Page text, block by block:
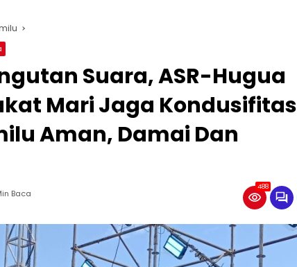
Suara, ASR-Hugua
Mari Jaga Kondusifitas
Aman, Damai Dan
Baca
488